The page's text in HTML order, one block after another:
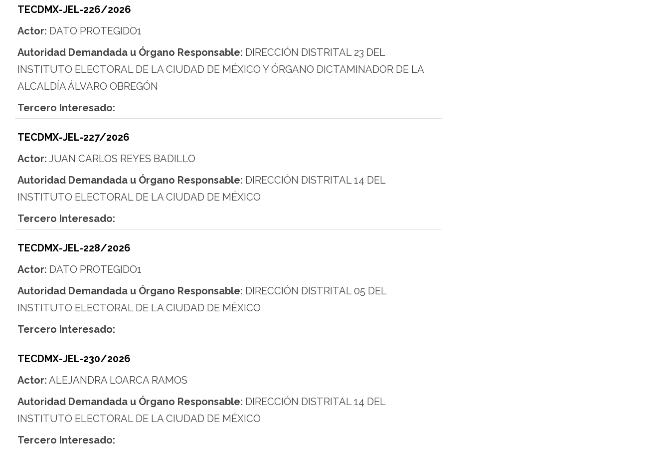
TECDMX-JEL-226/2026
Actor: DATO PROTEGIDO1
Autoridad Demandada u Órgano Responsable: DIRECCIÓN DISTRITAL 23 DEL
INSTITUTO ELECTORAL DE LA CIUDAD DE MÉXICO Y ÓRGANO DICTAMINADOR DE LA
ALCALDÍA ÁLVARO OBREGÓN
Tercero Interesado:
TECDMX-JEL-227/2026
Actor: JUAN CARLOS REYES BADILLO
Autoridad Demandada u Órgano Responsable: DIRECCIÓN DISTRITAL 14 DEL
INSTITUTO ELECTORAL DE LA CIUDAD DE MÉXICO
Tercero Interesado:
TECDMX-JEL-228/2026
Actor: DATO PROTEGIDO1
Autoridad Demandada u Órgano Responsable: DIRECCIÓN DISTRITAL 05 DEL
INSTITUTO ELECTORAL DE LA CIUDAD DE MÉXICO
Tercero Interesado:
TECDMX-JEL-230/2026
Actor: ALEJANDRA LOARCA RAMOS
Autoridad Demandada u Órgano Responsable: DIRECCIÓN DISTRITAL 14 DEL
INSTITUTO ELECTORAL DE LA CIUDAD DE MÉXICO
Tercero Interesado: